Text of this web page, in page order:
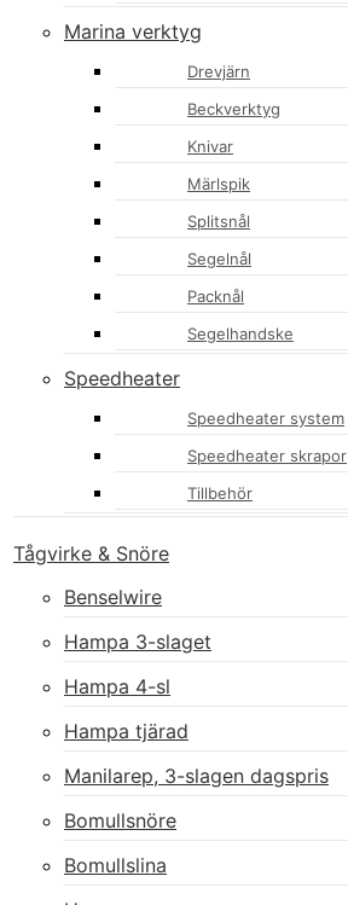
Marina verktyg
Drevjärn
Beckverktyg
Knivar
Märlspik
Splitsnål
Segelnål
Packnål
Segelhandske
Speedheater
Speedheater system
Speedheater skrapor
Tillbehör
Tågvirke & Snöre
Benselwire
Hampa 3-slaget
Hampa 4-sl
Hampa tjärad
Manilarep, 3-slagen dagspris
Bomullsnöre
Bomullslina